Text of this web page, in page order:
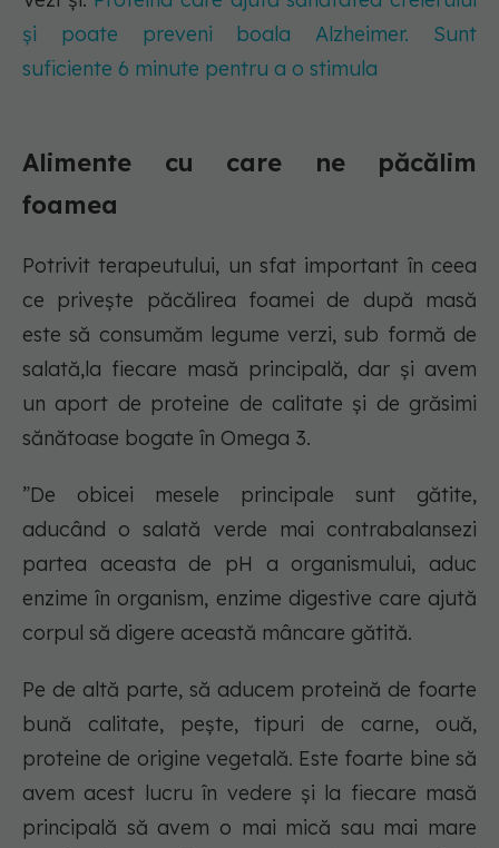
și poate preveni boala Alzheimer. Sunt
suficiente 6 minute pentru a o stimula
Alimente cu care ne păcălim
foamea
Potrivit terapeutului, un sfat important în ceea
ce privește păcălirea foamei de după masă
este să consumăm legume verzi, sub formă de
salată,la fiecare masă principală, dar și avem
un aport de proteine de calitate și de grăsimi
sănătoase bogate în Omega 3.
”De obicei mesele principale sunt gătite,
aducând o salată verde mai contrabalansezi
partea aceasta de pH a organismului, aduc
enzime în organism, enzime digestive care ajută
corpul să digere această mâncare gătită.
Pe de altă parte, să aducem proteină de foarte
bună calitate, pește, tipuri de carne, ouă,
proteine de origine vegetală. Este foarte bine să
avem acest lucru în vedere și la fiecare masă
principală să avem o mai mică sau mai mare